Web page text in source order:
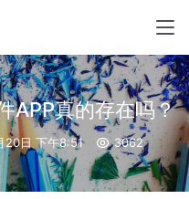
APP真的存在吗？
日 下午8:51 3062